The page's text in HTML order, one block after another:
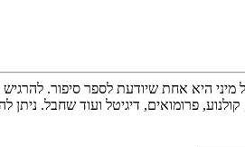
היא אחת שיודעת לספר סיפור.